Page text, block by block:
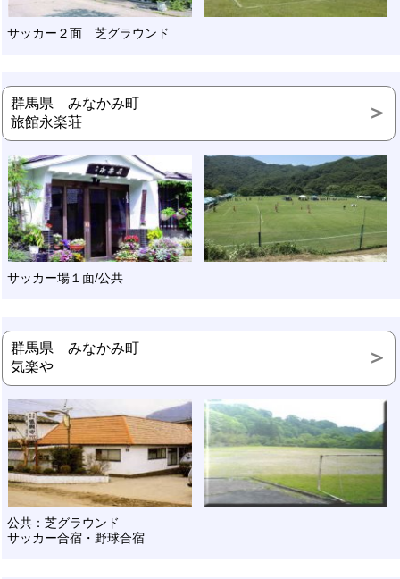
サッカー２面 芝グラウンド
群馬県 みなかみ町
旅館永楽荘
サッカー場１面/公共
群馬県 みなかみ町
気楽や
公共：芝グラウンド
サッカー合宿・野球合宿